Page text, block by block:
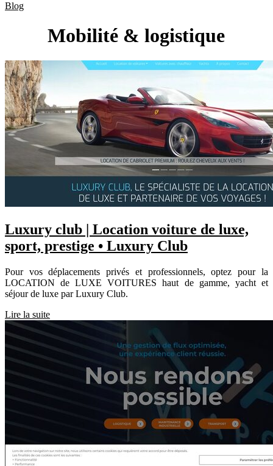
Blog
Mobilité & logistique
Luxury club | Location voiture de luxe,
sport, prestige • Luxury Club
Pour vos déplacements privés et professionnels, optez pour la
LOCATION de LUXE VOITURES haut de gamme, yacht et
séjour de luxe par Luxury Club.
Lire la suite